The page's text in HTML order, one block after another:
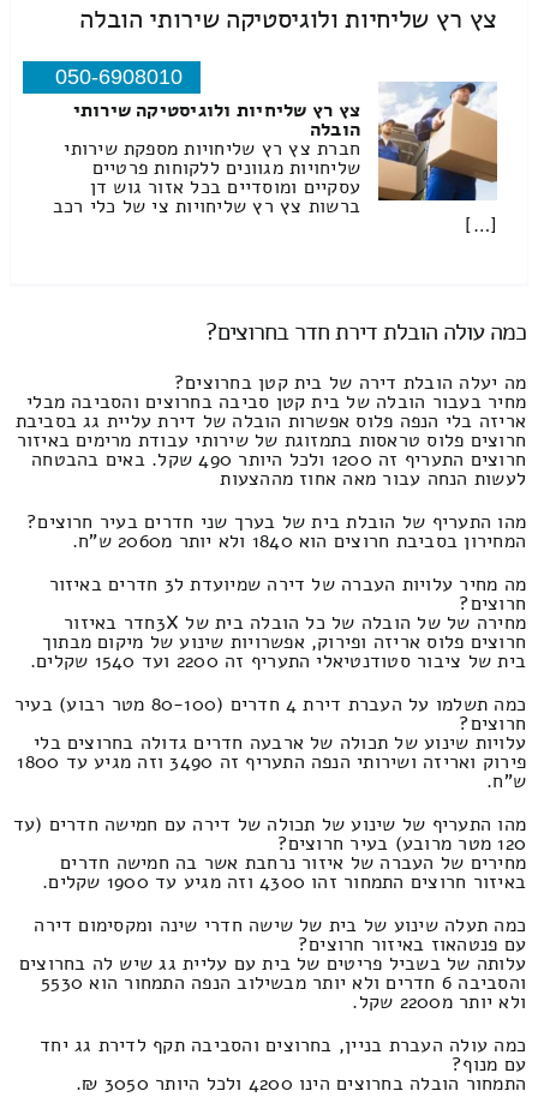
צץ רץ שליחיות ולוגיסטיקה שירותי הובלה
050-6908010
צץ רץ שליחיות ולוגיסטיקה שירותי
הובלה
חברת צץ רץ שליחויות מספקת שירותי
שליחויות מגוונים ללקוחות פרטיים
עסקיים ומוסדיים בכל אזור גוש דן
ברשות צץ רץ שליחויות צי של כלי רכב
[…]
כמה עולה הובלת דירת חדר בחרוצים?
מה יעלה הובלת דירה של בית קטן בחרוצים?
מחיר בעבור הובלה של בית קטן סביבה בחרוצים והסביבה מבלי
אריזה בלי הנפה פלוס אפשרות הובלה של דירת עליית גג בסביבת
חרוצים פלוס טראסות בתמזוגת של שירותי עבודת מרימים באיזור
חרוצים התעריף זה 1200 ולכל היותר 490 שקל. באים בהבטחה
לעשות הנחה עבור מאה אחוז מההצעות
מהו התעריף של הובלת בית של בערך שני חדרים בעיר חרוצים?
המחירון בסביבת חרוצים הוא 1840 ולא יותר מ2060 ש"ח.
מה מחיר עלויות העברה של דירה שמיועדת ל3 חדרים באיזור
חרוצים?
מחירה של של הובלה של כל הובלה בית של 3Xחדר באיזור
חרוצים פלוס אריזה ופירוק, אפשרויות שינוע של מיקום מבתוך
בית של ציבור סטודנטיאלי התעריף זה 2200 ועד 1540 שקלים.
כמה תשלמו על העברת דירת 4 חדרים (80-100 מטר רבוע) בעיר
חרוצים?
עלויות שינוע של תכולה של ארבעה חדרים גדולה בחרוצים בלי
פירוק ואריזה ושירותי הנפה התעריף זה 3490 וזה מגיע עד 1800
ש"ח.
מהו התעריף של שינוע של תכולה של דירה עם חמישה חדרים (עד
120 מטר מרובע) בעיר חרוצים?
מחירים של העברה של איזור נרחבת אשר בה חמישה חדרים
באיזור חרוצים התמחור זהו 4300 וזה מגיע עד 1900 שקלים.
כמה תעלה שינוע של בית של שישה חדרי שינה ומקסימום דירה
עם פנטהאוז באיזור חרוצים?
עלותה של בשביל פריטים של בית עם עליית גג שיש לה בחרוצים
והסביבה 6 חדרים ולא יותר מבשילוב הנפה התמחור הוא 5530
ולא יותר מ2200 שקל.
כמה עולה העברת בניין, בחרוצים והסביבה תקף לדירת גג יחד
עם מנוף?
התמחור הובלה בחרוצים הינו 4200 ולכל היותר 3050 ₪.